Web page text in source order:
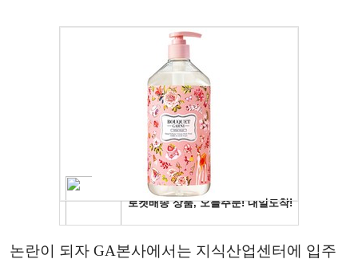
논란이 되자 GA본사에서는 지식산업센터에 입주